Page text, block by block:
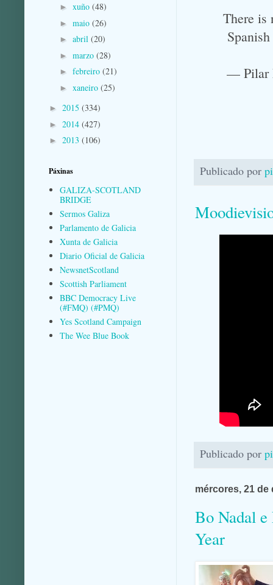
There is
— Pilar
Publicado por
Publicado por
mércores, 21 de
Bo Nadal
Year
► xuño (48)
► maio (26)
► abril (20)
► marzo (28)
► febreiro (21)
► xaneiro (25)
► 2015 (334)
► 2014 (427)
► 2013 (106)
Páxinas
GALIZA-SCOTLAND
BRIDGE
Sermos Galiza
Parlamento de Galicia
Xunta de Galicia
Diario Oficial de Galicia
NewsnetScotland
Scottish Parliament
BBC Democracy Live
(#FMQ) (#PMQ)
Yes Scotland Campaign
The Wee Blue Book